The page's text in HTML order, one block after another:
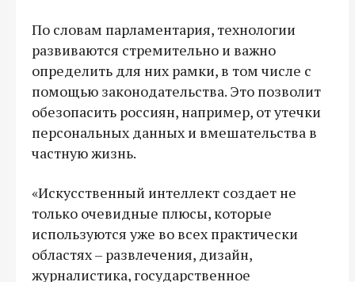
По словам парламентария, технологии
развиваются стремительно и важно
определить для них рамки, в том числе с
помощью законодательства. Это позволит
обезопасить россиян, например, от утечки
персональных данных и вмешательства в
частную жизнь.
«Искусственный интеллект создает не
только очевидные плюсы, которые
используются уже во всех практически
областях – развлечения, дизайн,
журналистика, государственное